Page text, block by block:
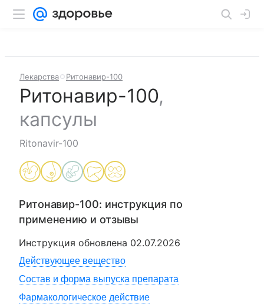
Лекарства Ритонавир-100
Ритонавир-100,
капсулы
Ritonavir-100
Ритонавир-100: инструкция по
применению и отзывы
Инструкция обновлена 02.07.2026
Действующее вещество
Состав и форма выпуска препарата
Фармакологическое действие